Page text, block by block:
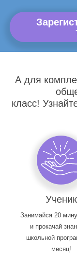
А для
класс!
Ученик
Занимайся 20
и прокачай
школьной
месяц!